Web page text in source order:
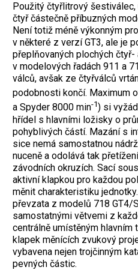
Použitý čtyřlitrový šestiválec,
čtyř částečně příbuzných
Není totiž méně výkonným
v některé z verzí GT3, ale je
přeplňovaných plochých
v modelových řadách 911 a
válců, avšak ze čtyřválců
podobnosti končí. Maximum
a Spyder 8000 min-1) si
hřídel s hlavními ložisky o
pohyblivých částí. Mazání s
sice nemá samostatnou
nuceně a odolává tak
závodních okruzích. Sací
aktivní klapkou pro každou
měnit charakteristiku
převzata z modelů 718 GT4/
samostatnými větvemi z
centrálně umístěným
klapek měnících zvukový
vybavena nejen trojčinným
pevných částic.